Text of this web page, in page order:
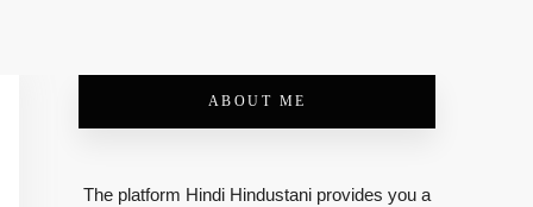
ABOUT ME
The platform Hindi Hindustani provides you a